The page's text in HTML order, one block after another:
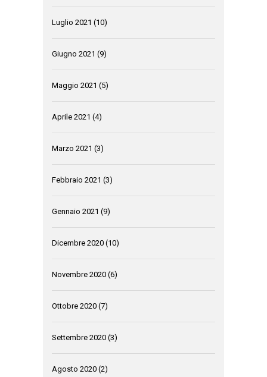
Luglio 2021 (10)
Giugno 2021 (9)
Maggio 2021 (5)
Aprile 2021 (4)
Marzo 2021 (3)
Febbraio 2021 (3)
Gennaio 2021 (9)
Dicembre 2020 (10)
Novembre 2020 (6)
Ottobre 2020 (7)
Settembre 2020 (3)
Agosto 2020 (2)